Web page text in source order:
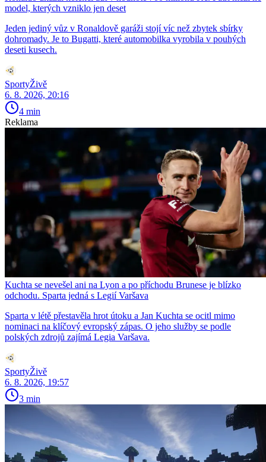
model, kterých vzniklo jen deset
Jeden jediný vůz v Ronaldově garáži stojí víc než zbytek sbírky
dohromady. Je to Bugatti, které automobilka vyrobila v pouhých
deseti kusech.
SportyŽivě
6. 8. 2026, 20:16
4 min
Reklama
Kuchta se nevešel ani na Lyon a po příchodu Brunese je blízko
odchodu. Sparta jedná s Legií Varšava
Sparta v létě přestavěla hrot útoku a Jan Kuchta se ocitl mimo
nominaci na klíčový evropský zápas. O jeho služby se podle
polských zdrojů zajímá Legia Varšava.
SportyŽivě
6. 8. 2026, 19:57
3 min